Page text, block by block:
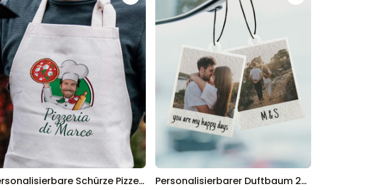
Aperol
mit Name
über 19.400
Handtuch
Text
über 1.900
mal gekauft
Schürze
Gesicht
über 1.900
mal gekauft
Personalisierbare Schürze Pizzeria mit Gesicht
Personalisierbarer Duftbaum 2er Set im Polaroid-Look